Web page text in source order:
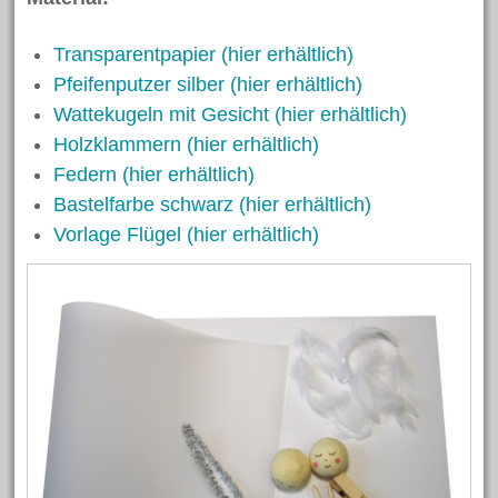
Februar 2023
Oktober 2022
Oktober 2021
August 2021
Juni 2021
April 2021
Februar 2021
November 2020
November 2019
Oktober 2019
Transparentpapier (hier erhältlich)
Pfeifenputzer silber (hier erhältlich)
Wattekugeln mit Gesicht (hier erhältlich)
Holzklammern (hier erhältlich)
Federn (hier erhältlich)
Bastelfarbe schwarz (hier erhältlich)
Vorlage Flügel (hier erhältlich)